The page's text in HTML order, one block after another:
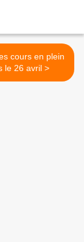
cours en plein
air dès le 26 avril >